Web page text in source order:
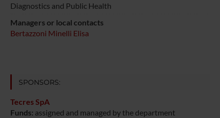
Diagnostics and Public Health
Managers or local contacts
Bertazzoni Minelli Elisa
SPONSORS:
Tecres SpA
Funds: assigned and managed by the department